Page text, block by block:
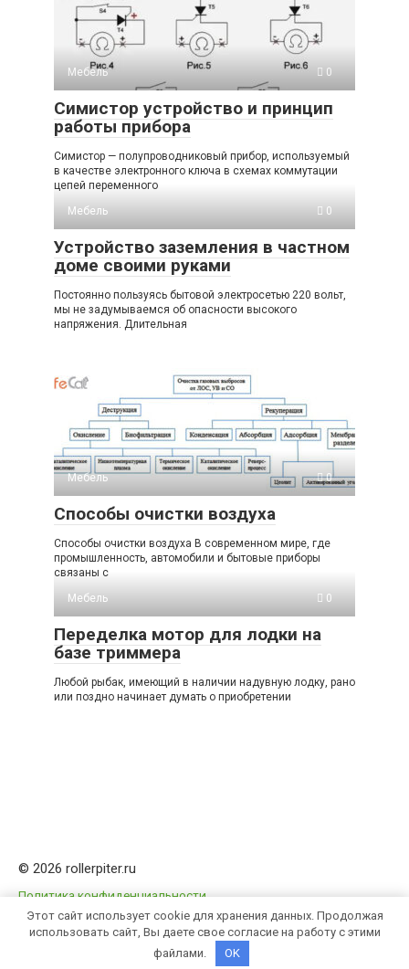
Мебель 0
Симистор устройство и принцип
работы прибора
Симистор — полупроводниковый прибор, используемый
в качестве электронного ключа в схемах коммутации
цепей переменного
Мебель
0
Устройство заземления в частном
доме своими руками
Постоянно пользуясь бытовой электросетью 220 вольт,
мы не задумываемся об опасности высокого
напряжения. Длительная
Мебель 0
Способы очистки воздуха
Способы очистки воздуха В современном мире, где
промышленность, автомобили и бытовые приборы
связаны с
Мебель
0
Переделка мотор для лодки на
базе триммера
Любой рыбак, имеющий в наличии надувную лодку, рано
или поздно начинает думать о приобретении
© 2026 rollerpiter.ru
Политика конфиденциальности
Этот сайт использует cookie для хранения данных. Продолжая
использовать сайт, Вы даете свое согласие на работу с этими
файлами.
OK